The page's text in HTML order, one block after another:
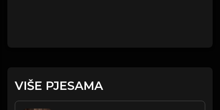
VIŠE PJESAMA